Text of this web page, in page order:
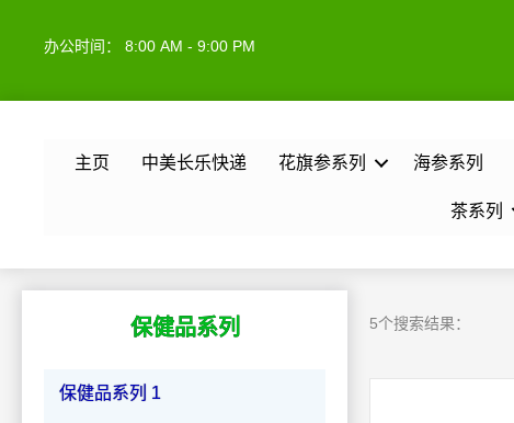
办公时间： 8:00 AM - 9:00 PM
主页 中美长乐快递 花旗参系列 海参系列
茶系列
保健品系列
保健品系列 1
5个搜索结果：